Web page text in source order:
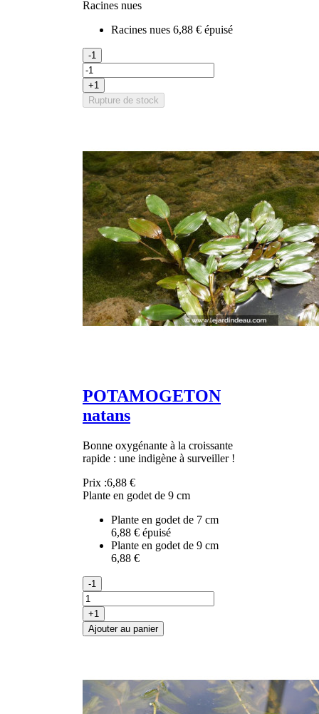
Racines nues
Racines nues 6,88 € épuisé
-1
+1
Rupture de stock
POTAMOGETON
natans
Bonne oxygénante à la croissante
rapide : une indigène à surveiller !
Prix :6,88 €
Plante en godet de 9 cm
Plante en godet de 7 cm
6,88 € épuisé
Plante en godet de 9 cm
6,88 €
-1
+1
Ajouter au panier